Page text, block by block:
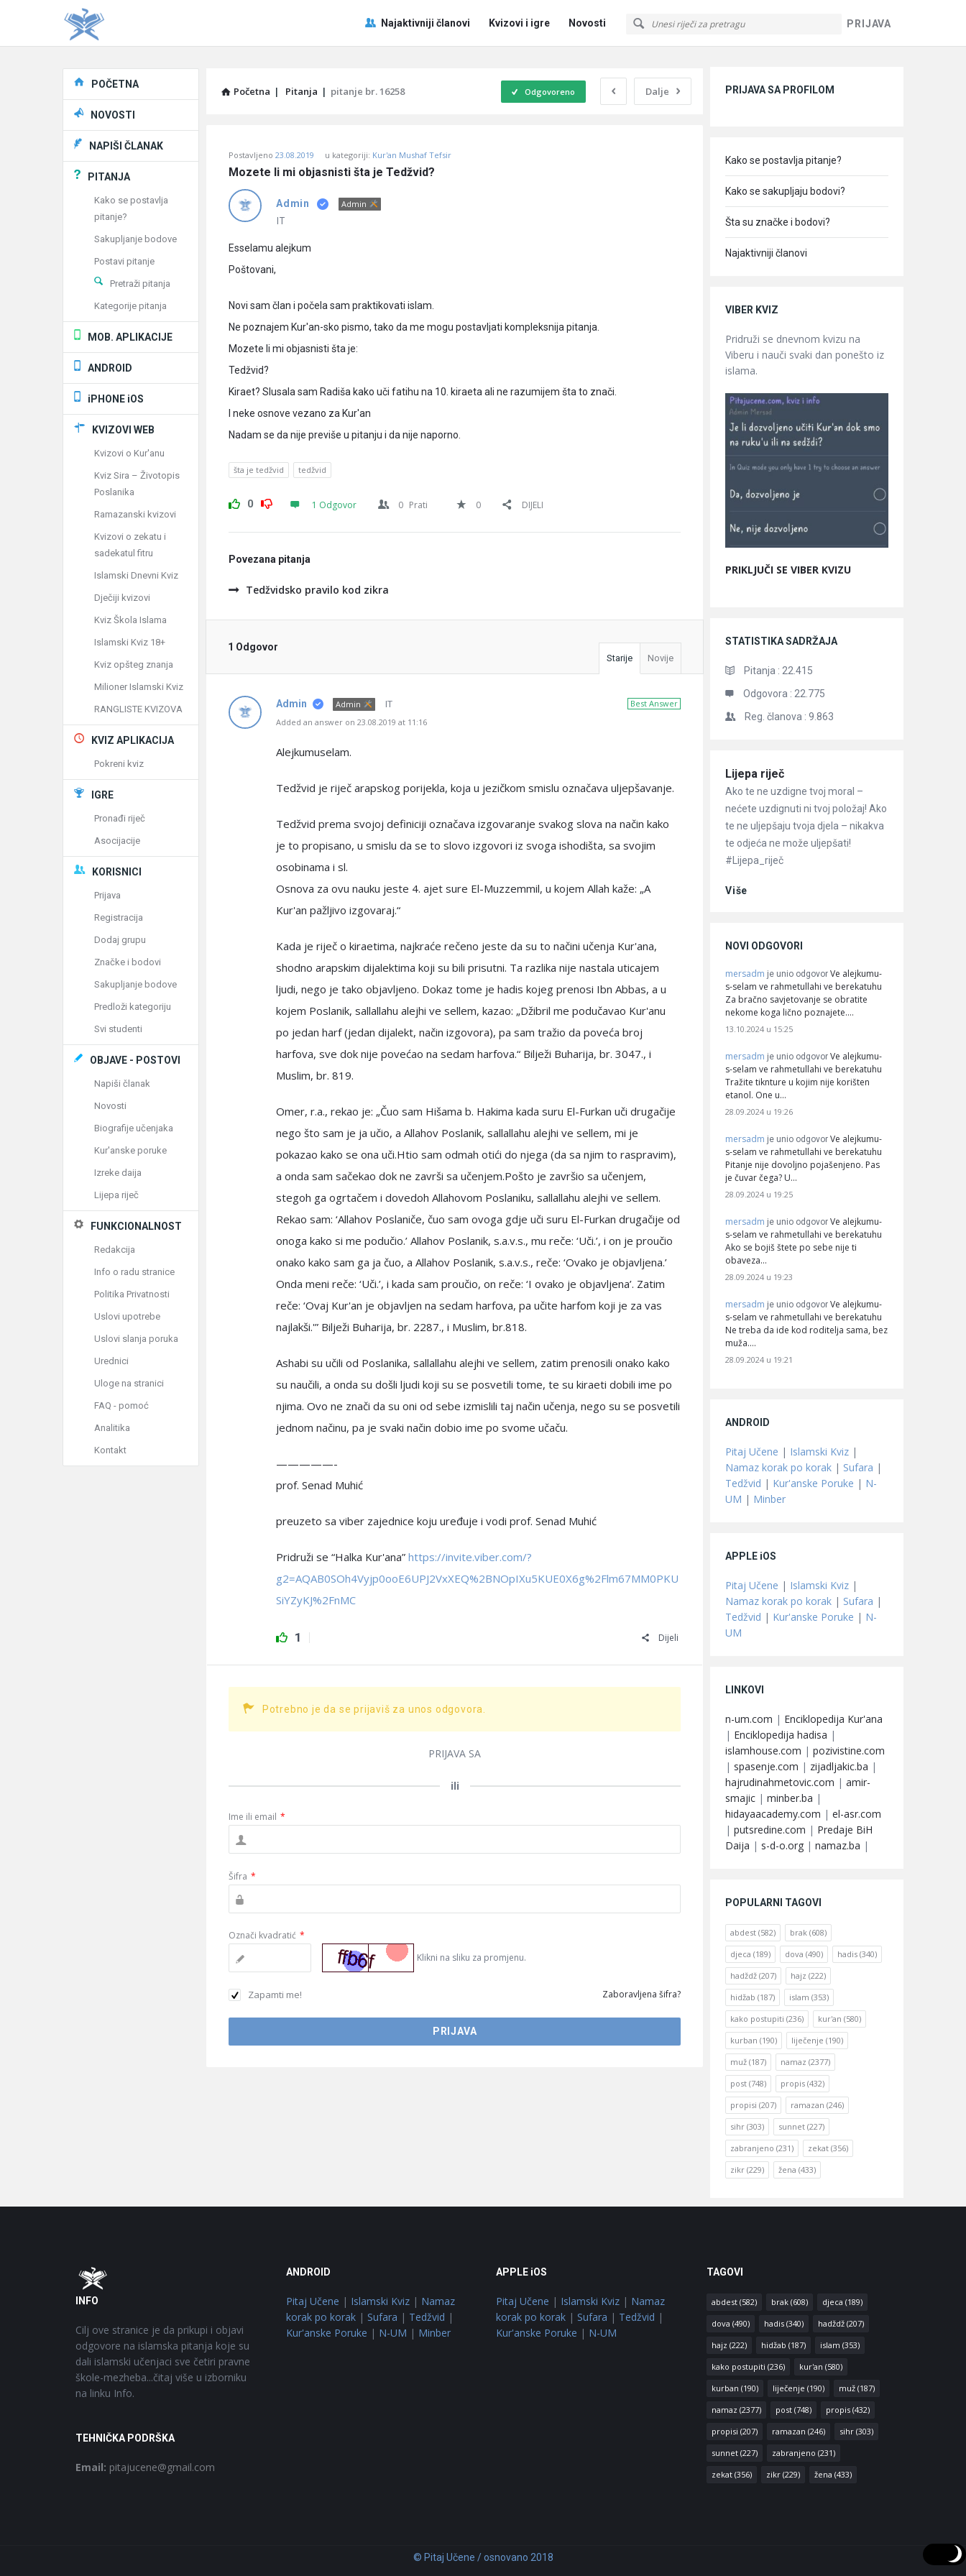
PRIJAVA
Pitaj
Učene
Navigacija
Najaktivniji članovi Kvizovi i igre Novosti
Početna | Pitanja | pitanje br. 16258 Dalje
Odgovoreno
Učene
Latest
Pitanja
Postavljeno 23.08.2019 u kategoriji: Kur'an Mushaf Tefsir
Mozete li mi objasnisti šta je Tedžvid?
Admin Admin
IT
Esselamu alejkum
Poštovani,
Novi sam član i počela sam praktikovati islam.
Ne poznajem Kur'an-sko pismo, tako da me mogu postavljati kompleksnija pitanja.
Mozete li mi objasnisti šta je:
Tedžvid?
Kiraet? Slusala sam Radiša kako uči fatihu na 10. kiraeta ali ne razumijem šta to znači.
I neke osnove vezano za Kur'an
Nadam se da nije previše u pitanju i da nije naporno.
šta je tedžvid tedžvid
0 1 Odgovor 0 Prati 0 DIJELI
Povezana pitanja
Tedžvidsko pravilo kod zikra
1 Odgovor
Starije Novije
Best Answer
Admin Admin IT
Added an answer on 23.08.2019 at 11:16
Alejkumuselam.
Tedžvid je riječ arapskog porijekla, koja u jezičkom smislu označava uljepšavanje.
Tedžvid prema svojoj definiciji označava izgovaranje svakog slova na način kako
je to propisano, u smislu da se to slovo izgovori iz svoga ishodišta, sa svojim
osobinama i sl.
Osnova za ovu nauku jeste 4. ajet sure El-Muzzemmil, u kojem Allah kaže: „A
Kur'an pažljivo izgovaraj.“
Kada je riječ o kiraetima, najkraće rečeno jeste da su to načini učenja Kur'ana,
shodno arapskim dijalektima koji su bili prisutni. Ta razlika nije nastala uticajem
ljudi, nego je tako objavljeno. Dokaz tome je hadis kojeg prenosi Ibn Abbas, a u
kojem Poslanik, sallallahu alejhi ve sellem, kazao: „Džibril me podučavao Kur'anu
po jedan harf (jedan dijalekt, način izgovora), pa sam tražio da poveća broj
harfova, sve dok nije povećao na sedam harfova.“ Bilježi Buharija, br. 3047., i
Muslim, br. 819.
Omer, r.a., rekao je: „Čuo sam Hišama b. Hakima kada suru El-Furkan uči drugačije
nego što sam je ja učio, a Allahov Poslanik, sallallahu alejhi ve sellem, mi je
pokazao kako se ona uči.Htio sam odmah otići do njega (da sa njim to raspravim),
a onda sam sačekao dok ne završi sa učenjem.Pošto je završio sa učenjem,
stegoh ga ogrtačem i dovedoh Allahovom Poslaniku, sallallahu alejhi ve sellem.
Rekao sam: ‘Allahov Poslaniče, čuo sam ovoga gdje uči suru El-Furkan drugačije od
onoga kako si me podučio.’ Allahov Poslanik, s.a.v.s., mu reče: ‘Uči.’, i on je proučio
onako kako sam ga ja čuo, a Allahov Poslanik, s.a.v.s., reče: ‘Ovako je objavljena.’
Onda meni reče: ‘Uči.’, i kada sam proučio, on reče: ‘I ovako je objavljena’. Zatim
reče: ‘Ovaj Kur'an je objavljen na sedam harfova, pa učite harfom koji je za vas
najlakši.'” Bilježi Buharija, br. 2287., i Muslim, br.818.
Ashabi su učili od Poslanika, sallallahu alejhi ve sellem, zatim prenosili onako kako
su naučili, a onda su došli ljudi koji su se posvetili tome, te su kiraeti dobili ime po
njima. Ovo ne znači da su oni od sebe izmislili taj način učenja, nego su se posvetili
jednom načinu, pa je svaki način dobio ime po svome učaču.
—————-
prof. Senad Muhić
preuzeto sa viber zajednice koju uređuje i vodi prof. Senad Muhić
Pridruži se “Halka Kur'ana” https://invite.viber.com/?
g2=AQAB0SOh4Vyjp0ooE6UPJ2VxXEQ%2BNOpIXu5KUE0X6g%2Flm67MM0PKU
SiYZyKJ%2FnMC
1 Dijeli
Potrebno je da se prijaviš za unos odgovora.
PRIJAVA SA
ili
Ime ili email *
Šifra *
Označi kvadratić *
Klikni na sliku za promjenu.
Zapamti me! Zaboravljena šifra?
PRIJAVA SA PROFILOM
Kako se postavlja pitanje?
Kako se sakupljaju bodovi?
Šta su značke i bodovi?
Najaktivniji članovi
VIBER KVIZ
Pridruži se dnevnom kvizu na
Viberu i nauči svaki dan ponešto iz
islama.
PRIKLJUČI SE VIBER KVIZU
STATISTIKA SADRŽAJA
Pitanja : 22.415
Odgovora : 22.775
Reg. članova : 9.863
Članci
Lijepa riječ
Ako te ne uzdigne tvoj moral –
nećete uzdignuti ni tvoj položaj! Ako
te ne uljepšaju tvoja djela – nikakva
te odjeća ne može uljepšati!
#Lijepa_riječ
Više
NOVI ODGOVORI
mersadm je unio odgovor Ve alejkumu-
s-selam ve rahmetullahi ve berekatuhu
Za bračno savjetovanje se obratite
nekome koga lično poznajete.…
13.10.2024 u 15:25
mersadm je unio odgovor Ve alejkumu-
s-selam ve rahmetullahi ve berekatuhu
Tražite tiknture u kojim nije korišten
etanol. One u…
28.09.2024 u 19:26
mersadm je unio odgovor Ve alejkumu-
s-selam ve rahmetullahi ve berekatuhu
Pitanje nije dovoljno pojašenjeno. Pas
je čuvar čega? U…
28.09.2024 u 19:25
mersadm je unio odgovor Ve alejkumu-
s-selam ve rahmetullahi ve berekatuhu
Ako se bojiš štete po sebe nije ti
obaveza…
28.09.2024 u 19:23
mersadm je unio odgovor Ve alejkumu-
s-selam ve rahmetullahi ve berekatuhu
Ne treba da ide kod roditelja sama, bez
muža.…
28.09.2024 u 19:21
ANDROID
Pitaj Učene | Islamski Kviz |
Namaz korak po korak | Sufara |
Tedžvid | Kur'anske Poruke | N-
UM | Minber
APPLE iOS
Pitaj Učene | Islamski Kviz |
Namaz korak po korak | Sufara |
Tedžvid | Kur'anske Poruke | N-
UM
LINKOVI
n-um.com | Enciklopedija Kur'ana
| Enciklopedija hadisa |
islamhouse.com | pozivistine.com
| spasenje.com | zijadljakic.ba |
hajrudinahmetovic.com | amir-
smajic | minber.ba |
hidayaacademy.com | el-asr.com
| putsredine.com | Predaje BiH
Daija | s-d-o.org | namaz.ba |
POPULARNI TAGOVI
abdest (582) brak (608)
djeca (189) dova (490) hadis (340)
hadždž (207) hajz (222)
hidžab (187) islam (353)
kako postupiti (236) kur'an (580)
kurban (190) liječenje (190)
muž (187) namaz (2377)
post (748) propis (432)
propisi (207) ramazan (246)
sihr (303) sunnet (227)
zabranjeno (231) zekat (356)
zikr (229) žena (433)
Explore
POČETNA
NOVOSTI
NAPIŠI ČLANAK
PITANJA
Kako se postavlja
pitanje?
Sakupljanje bodove
Postavi pitanje
Pretraži pitanja
Kategorije pitanja
MOB. APLIKACIJE
ANDROID
iPHONE iOS
KVIZOVI WEB
Kvizovi o Kur'anu
Kviz Sira – Životopis
Poslanika
Ramazanski kvizovi
Kvizovi o zekatu i
sadekatul fitru
Islamski Dnevni Kviz
Dječiji kvizovi
Kviz Škola Islama
Islamski Kviz 18+
Kviz opšteg znanja
Milioner Islamski Kviz
RANGLISTE KVIZOVA
KVIZ APLIKACIJA
Pokreni kviz
IGRE
Pronađi riječ
Asocijacije
KORISNICI
Prijava
Registracija
Dodaj grupu
Značke i bodovi
Sakupljanje bodove
Predloži kategoriju
Svi studenti
OBJAVE - POSTOVI
Napiši članak
Novosti
Biografije učenjaka
Kur'anske poruke
Izreke daija
Lijepa riječ
FUNKCIONALNOST
Redakcija
Info o radu stranice
Politika Privatnosti
Uslovi upotrebe
Uslovi slanja poruka
Urednici
Uloge na stranici
FAQ - pomoć
Analitika
Kontakt
Footer
INFO
Cilj ove stranice je da prikupi i objavi
odgovore na islamska pitanja koje su
dali islamski učenjaci sve četiri pravne
škole-mezheba...čitaj više u izborniku
na linku Info.
TEHNIČKA PODRŠKA
Email: pitajucene@gmail.com
ANDROID
Pitaj Učene | Islamski Kviz| Namaz
korak po korak| Sufara | Tedžvid |
Kur'anske Poruke | N-UM | Minber
APPLE iOS
Pitaj Učene | Islamski Kviz | Namaz
korak po korak | Sufara | Tedžvid |
Kur'anske Poruke | N-UM
TAGOVI
abdest(582) brak(608) djeca (189)
dova (490) hadis(340) hadždž(207)
hajz (222) hidžab (187) islam (353)
kako postupiti (236) kur'an (580)
kurban (190) liječenje (190) muž(187)
namaz (2377) post(748) propis(432)
propisi (207) ramazan (246) sihr(303)
sunnet(227) zabranjeno (231)
zekat(356) zikr(229) žena (433)
© Pitaj Učene / osnovano 2018